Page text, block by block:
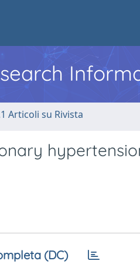
Articoli su Rivista
(DC)